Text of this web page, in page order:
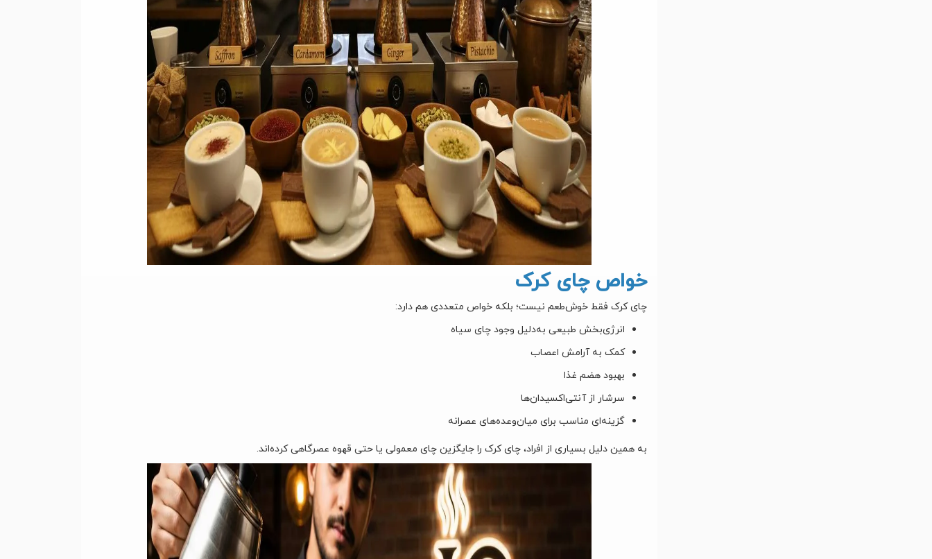
خواص چای کرک
چای کرک فقط خوش‌طعم نیست؛ بلکه خواص متعددی هم دارد:
انرژی‌بخش طبیعی به‌دلیل وجود چای سیاه
کمک به آرامش اعصاب
بهبود هضم غذا
سرشار از آنتی‌اکسیدان‌ها
گزینه‌ای مناسب برای میان‌وعده‌های عصرانه
به همین دلیل بسیاری از افراد، چای کرک را جایگزین چای معمولی یا حتی قهوه عصرگاهی کرده‌اند.